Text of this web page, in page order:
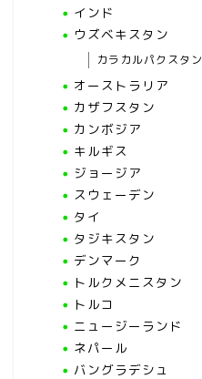
インド
ウズベキスタン
カラカルパクスタン
オーストラリア
カザフスタン
カンボジア
キルギス
ジョージア
スウェーデン
タイ
タジキスタン
デンマーク
トルクメニスタン
トルコ
ニュージーランド
ネパール
バングラデシュ